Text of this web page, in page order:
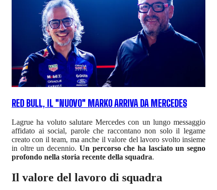
RED BULL, IL "NUOVO" MARKO ARRIVA DA MERCEDES
Lagrue ha voluto salutare Mercedes con un lungo messaggio
affidato ai social, parole che raccontano non solo il legame
creato con il team, ma anche il valore del lavoro svolto insieme
in oltre un decennio. Un percorso che ha lasciato un segno
profondo nella storia recente della squadra.
Il valore del lavoro di squadra